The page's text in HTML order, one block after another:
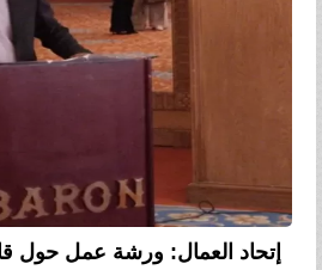
إتحاد العمال: ورشة عمل حول